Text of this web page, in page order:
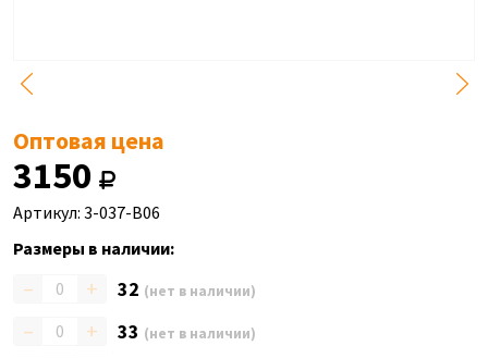
Оптовая цена
3150
Артикул: 3-037-B06
Размеры в наличии:
– + 32 (нет в наличии)
– + 33 (нет в наличии)